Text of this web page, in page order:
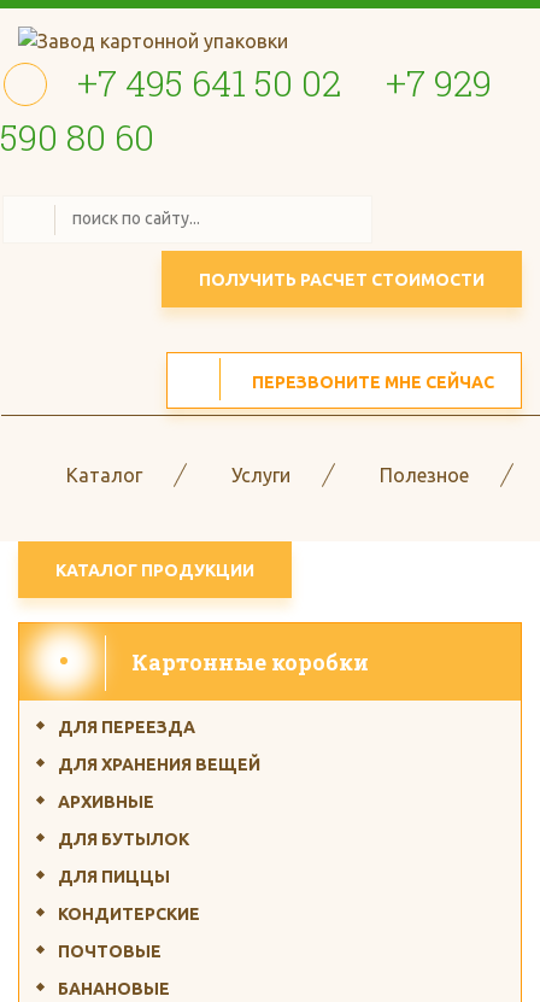
+7 495 641 50 02
+7 929
590 80 60
ПОЛУЧИТЬ РАСЧЕТ СТОИМОСТИ
ПЕРЕЗВОНИТЕ МНЕ СЕЙЧАС
Каталог Услуги Полезное
КАТАЛОГ ПРОДУКЦИИ
Картонные коробки
ДЛЯ ПЕРЕЕЗДА
ДЛЯ ХРАНЕНИЯ ВЕЩЕЙ
АРХИВНЫЕ
ДЛЯ БУТЫЛОК
ДЛЯ ПИЦЦЫ
КОНДИТЕРСКИЕ
ПОЧТОВЫЕ
БАНАНОВЫЕ